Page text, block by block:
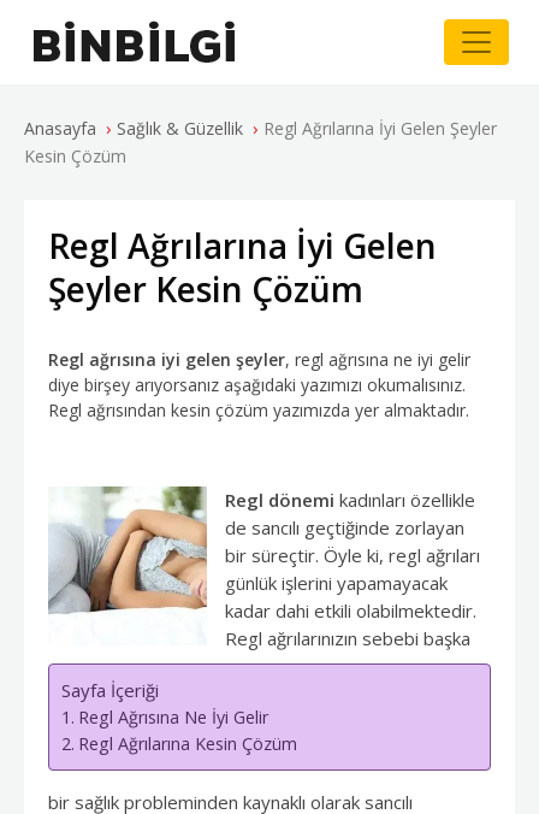
Anasayfa › Sağlık & Güzellik › Regl Ağrılarına İyi Gelen Şeyler
Kesin Çözüm
Regl Ağrılarına İyi Gelen
Şeyler Kesin Çözüm
Regl ağrısına iyi gelen şeyler, regl ağrısına ne iyi gelir
diye birşey arıyorsanız aşağıdaki yazımızı okumalısınız.
Regl ağrısından kesin çözüm yazımızda yer almaktadır.
Sayfa İçeriği
Regl Ağrısına Ne İyi Gelir
Regl Ağrılarına Kesin Çözüm
Regl dönemi kadınları özellikle
de sancılı geçtiğinde zorlayan
bir süreçtir. Öyle ki, regl ağrıları
günlük işlerini yapamayacak
kadar dahi etkili olabilmektedir.
Regl ağrılarınızın sebebi başka
bir sağlık probleminden kaynaklı olarak sancılı